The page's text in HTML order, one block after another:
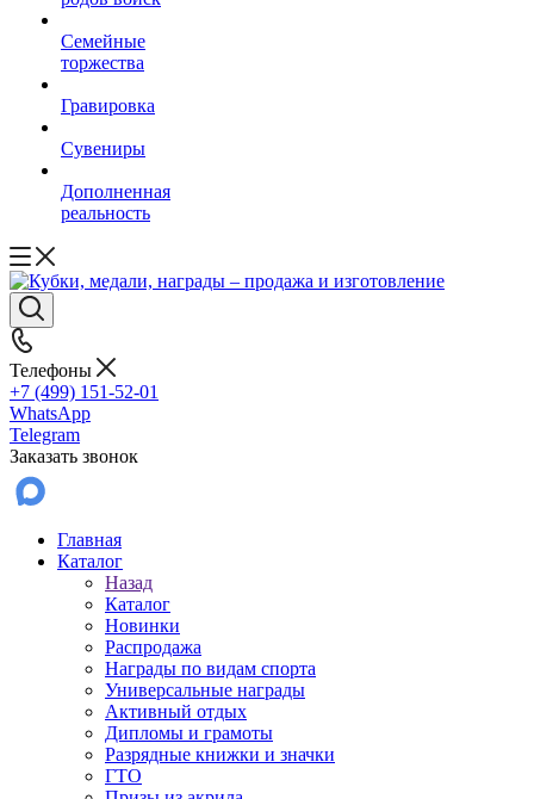
Семейные
торжества
Гравировка
Сувениры
Дополненная
реальность
Телефоны
+7 (499) 151-52-01
WhatsApp
Telegram
Заказать звонок
Главная
Каталог
Назад
Каталог
Новинки
Распродажа
Награды по видам спорта
Универсальные награды
Активный отдых
Дипломы и грамоты
Разрядные книжки и значки
ГТО